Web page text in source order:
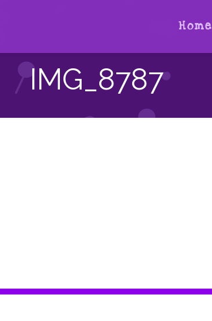
Home
IMG_8787